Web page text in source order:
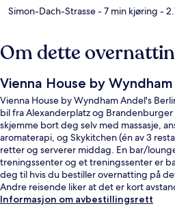
Simon-Dach-Strasse- 7 min kjøring -
Om dette
Vienna House by
Vienna House by Wyndham Andel's
bil fra Alexanderplatz og Brandenburger
skjemme bort deg selv med massasje,
aromaterapi, og Skykitchen (én av 3
retter og serverer middag. En bar/
treningssenter og et treningssenter er
deg til hvis du bestiller overnatting på
Andre reisende liker at det er kort
5 minutter å gå til Karl-Lade-Straße
Informasjon om avbestillingsrett